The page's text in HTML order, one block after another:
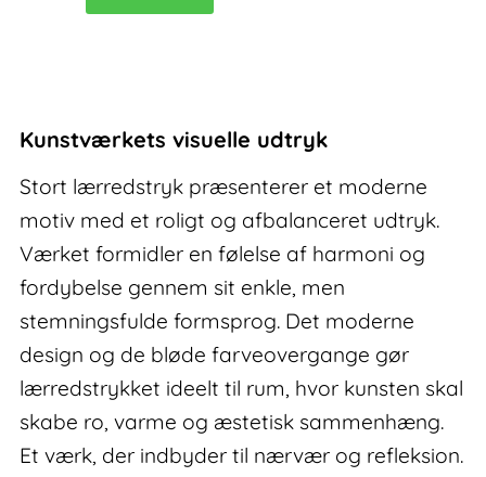
lærredstryk
Kunstværkets visuelle udtryk
Stort lærredstryk præsenterer et moderne
motiv med et roligt og afbalanceret udtryk.
Værket formidler en følelse af harmoni og
fordybelse gennem sit enkle, men
stemningsfulde formsprog. Det moderne
design og de bløde farveovergange gør
lærredstrykket ideelt til rum, hvor kunsten skal
skabe ro, varme og æstetisk sammenhæng.
Et værk, der indbyder til nærvær og refleksion.